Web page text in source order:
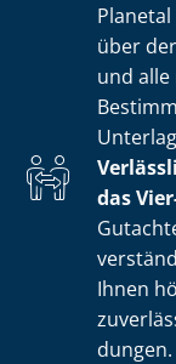
über
und
das
Ihnen
dun­gen.